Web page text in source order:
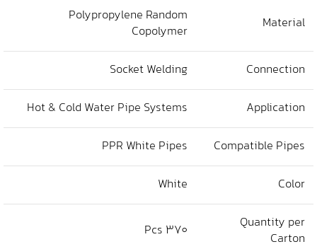
Material
Polypropylene Random
Copolymer
Connection
Socket Welding
Application
Hot & Cold Water Pipe Systems
Compatible Pipes
PPR White Pipes
Color
White
Quantity per
Carton
370 Pcs